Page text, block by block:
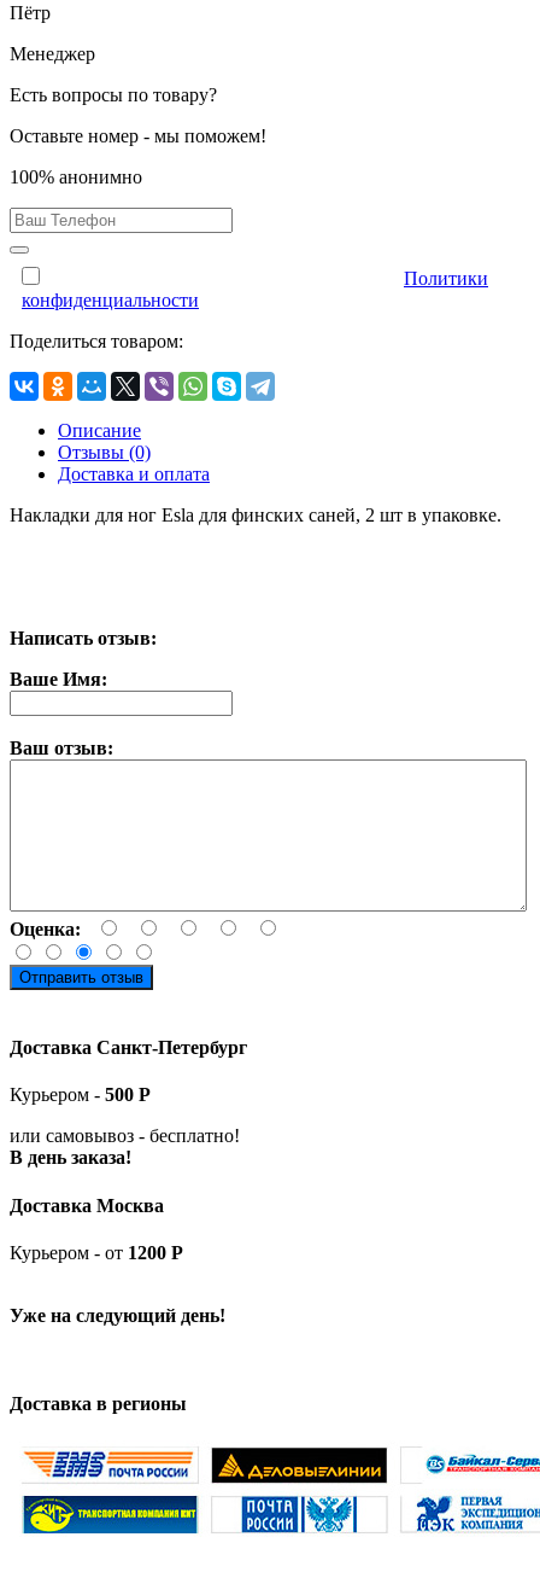
Пётр
Менеджер
Есть вопросы по товару?
Оставьте номер - мы поможем!
100% анонимно
Политики
конфиденциальности
Поделиться товаром:
Описание
Отзывы (0)
Доставка и оплата
Накладки для ног Esla для финских саней, 2 шт в упаковке.
Написать отзыв:
Ваше Имя:
Ваш отзыв:
Оценка:
Отправить отзыв
Доставка Санкт-Петербург
Курьером - 500 Р
или самовывоз - бесплатно!
В день заказа!
Доставка Москва
Курьером - от 1200 Р
Уже на следующий день!
Доставка в регионы